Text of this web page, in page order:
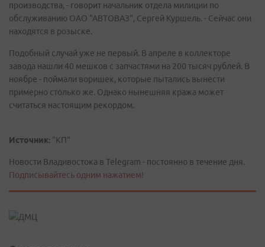
производства, - говорит начальник отдела милиции по
обслуживанию ОАО "АВТОВАЗ", Сергей Куршель. - Сейчас они
находятся в розыске.
Подобный случай уже не первый. В апреле в коллекторе
завода нашли 40 мешков с запчастями на 200 тысяч рублей. В
ноябре - поймали воришек, которые пытались вынести
примерно столько же. Однако нынешняя кража может
считаться настоящим рекордом.
Источник: "КП"
Новости Владивостока в Telegram - постоянно в течение дня.
Подписывайтесь одним нажатием!